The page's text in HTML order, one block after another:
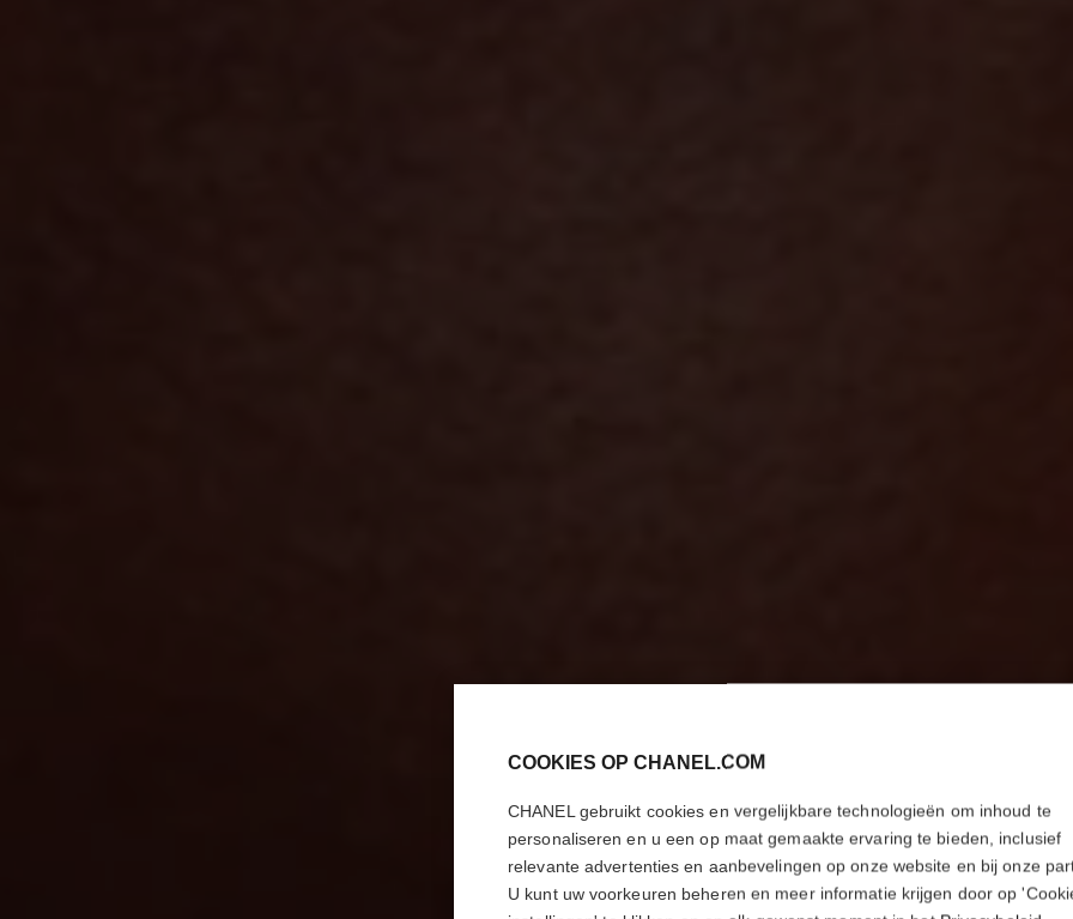
COOKIES OP CHANEL.COM
CHANEL gebruikt cookies en vergelijkbare technologieën om inhoud te
personaliseren en u een op maat gemaakte ervaring te bieden, inclusief
relevante advertenties en aanbevelingen op onze website en bij onze
U kunt uw voorkeuren beheren en meer informatie krijgen door op